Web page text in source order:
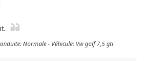
Normale - Véhicule: Vw golf 7,5 gti